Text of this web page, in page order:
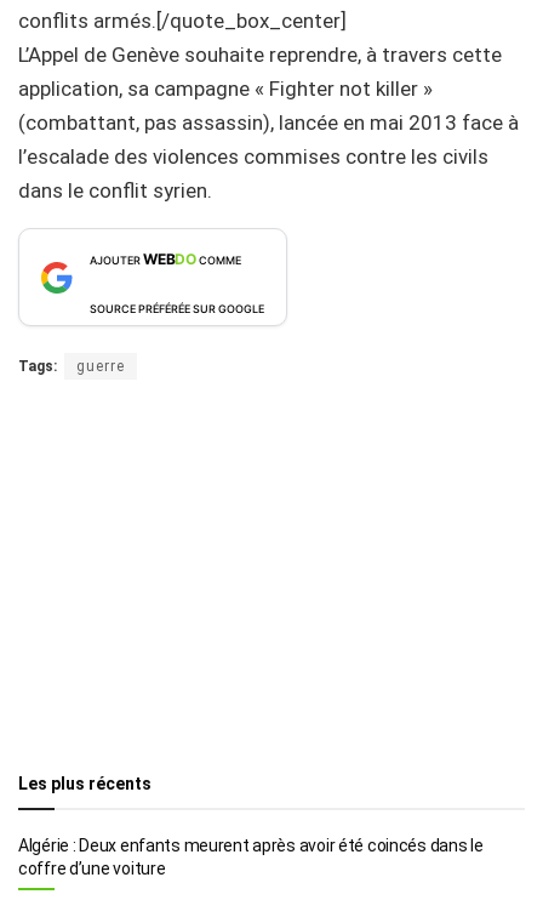
conflits armés.[/quote_box_center]
L’Appel de Genève souhaite reprendre, à travers cette
application, sa campagne « Fighter not killer »
(combattant, pas assassin), lancée en mai 2013 face à
l’escalade des violences commises contre les civils
dans le conflit syrien.
AJOUTERWEBDOCOMME
SOURCE PRÉFÉRÉE SUR GOOGLE
Tags: guerre
Les plus récents
Algérie : Deux enfants meurent après avoir été coincés dans le
coffre d’une voiture